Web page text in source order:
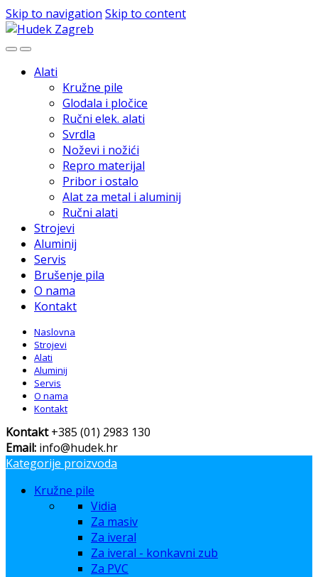
Skip to navigation Skip to content
Alati
Kružne pile
Glodala i pločice
Ručni elek. alati
Svrdla
Noževi i nožići
Repro materijal
Pribor i ostalo
Alat za metal i aluminij
Ručni alati
Strojevi
Aluminij
Servis
Brušenje pila
O nama
Kontakt
Naslovna
Strojevi
Alati
Aluminij
Servis
O nama
Kontakt
Kontakt+385 (01) 2983 130
Email: info@hudek.hr
Kategorije proizvoda
Kružne pile
Vidia
Za masiv
Za iveral
Za iveral - konkavni zub
Za PVC